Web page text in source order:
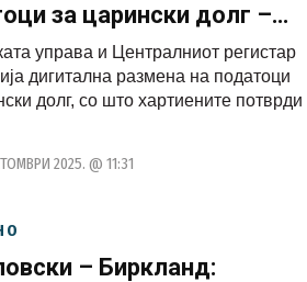
за царински долг –
потврди наскоро
во историјата
управа и Централниот регистар
дигитална размена на податоци
долг, со што хартиените потврди
2025. @ 11:31
– Биркланд: